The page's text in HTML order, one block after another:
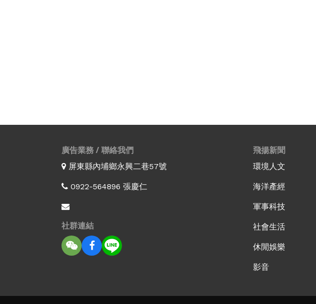
廣告業務 / 聯絡我們
屏東縣內埔鄉永興二巷57號
0922-564896 張慶仁
社群連結
飛揚新聞
環境人文
海洋產經
軍事科技
社會生活
休閒娛樂
影音